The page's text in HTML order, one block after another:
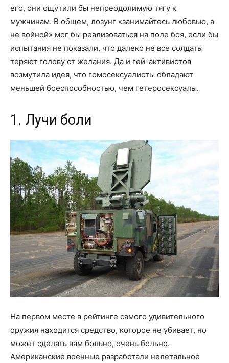
его, они ощутили бы непреодолимую тягу к
мужчинам. В общем, лозунг «занимайтесь любовью, а
не войной» мог бы реализоваться на поле боя, если бы
испытания не показали, что далеко не все солдаты
теряют голову от желания. Да и гей-активистов
возмутила идея, что гомосексуалисты обладают
меньшей боеспособностью, чем гетеросексуалы.
1. Лучи боли
На первом месте в рейтинге самого удивительного
оружия находится средство, которое не убивает, но
может сделать вам больно, очень больно.
Американские военные разработали нелетальное